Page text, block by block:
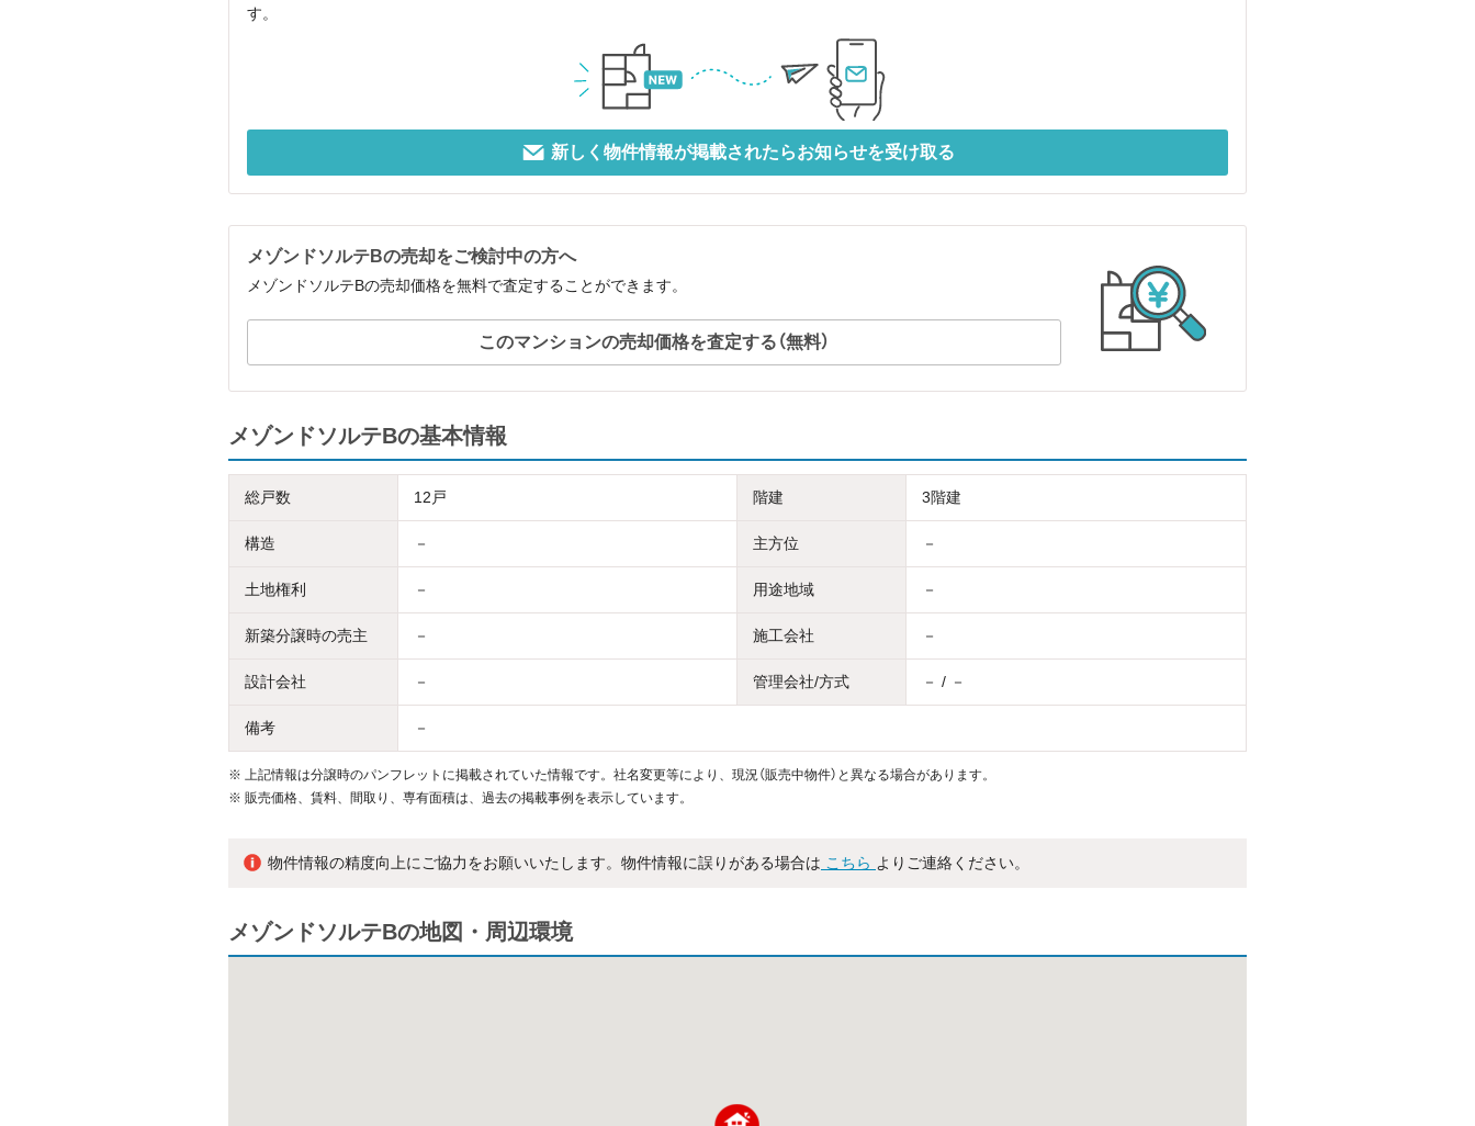
す。
新しく物件情報が掲載されたらお知らせを受け取る
メゾンドソルテBの売却をご検討中の方へ
メゾンドソルテBの売却価格を無料で査定することができます。
このマンションの売却価格を査定する（無料）
メゾンドソルテBの基本情報
総戸数 12戸 階建 3階建
構造 － 主方位 －
土地権利 － 用途地域 －
新築分譲時の売主 － 施工会社 －
設計会社 － 管理会社/方式 － / －
備考 －
※
上記情報は分譲時のパンフレットに掲載されていた情報です。社名変更等により、現況（販売中物件）と異なる場合があります。
※ 販売価格、賃料、間取り、専有面積は、過去の掲載事例を表示しています。
物件情報の精度向上にご協力をお願いいたします。物件情報に誤りがある場合は こちら よりご連絡ください。
メゾンドソルテBの地図・周辺環境